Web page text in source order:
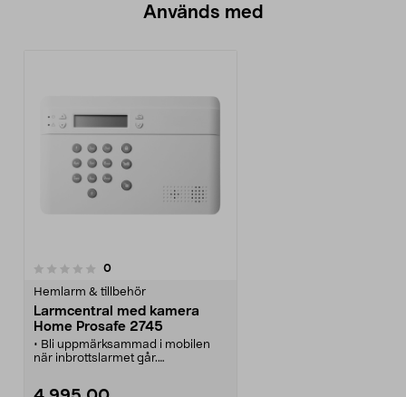
Används med
0recensioner
Hemlarm & tillbehör
Larmcentral med kamera
Home Prosafe 2745
• Bli uppmärksammad i mobilen
när inbrottslarmet går.